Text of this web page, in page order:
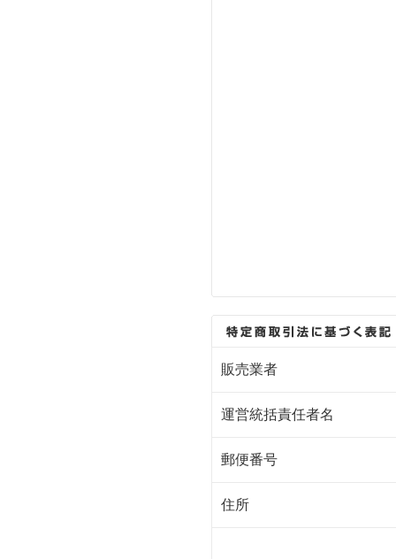
販売業者
運営統括責任者名
郵便番号
住所